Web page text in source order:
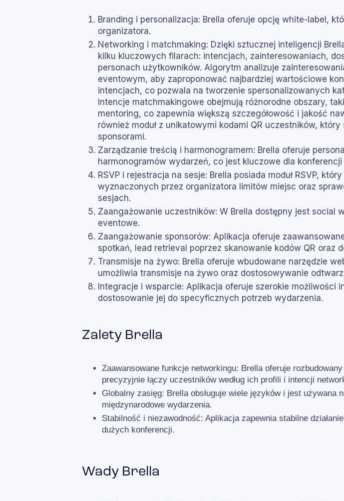
Branding i personalizacja: Brella oferuje opcję white-label,
organizatora.
Networking i matchmaking: Dzięki sztucznej inteligencji
kilku kluczowych filarach: intencjach, zainteresowaniach,
personach użytkowników. Algorytm analizuje
eventowym, aby zaproponować najbardziej wartościowe
intencjach, co pozwala na tworzenie spersonalizowanych
Intencje matchmakingowe obejmują różnorodne obszary,
mentoring, co zapewnia większą szczegółowość i jakość
również moduł z unikatowymi kodami QR uczestników,
sponsorami.
Zarządzanie treścią i harmonogramem: Brella oferuje
harmonogramów wydarzeń, co jest kluczowe dla
RSVP i rejestracja na sesje: Brella posiada moduł RSVP,
wyznaczonych przez organizatora limitów miejsc oraz
sesjach.
Zaangażowanie uczestników: W Brella dostępny jest social
eventowe.
Zaangażowanie sponsorów: Aplikacja oferuje
spotkań, lead retrieval poprzez skanowanie kodów QR oraz
Transmisje na żywo: Brella oferuje wbudowane narzędzie
umożliwia transmisje na żywo oraz dostosowywanie
Integracje i wsparcie: Aplikacja oferuje szerokie możliwości
dostosowanie jej do specyficznych potrzeb wydarzenia.
Zalety Brella
Zaawansowane funkcje networkingu: Brella oferuje
precyzyjnie łączy uczestników według ich profili i intencji
Globalny zasięg: Brella obsługuje wiele języków i jest używana
międzynarodowe wydarzenia.
Stabilność i niezawodność: Aplikacja zapewnia stabilne
dużych konferencji.
Wady Brella